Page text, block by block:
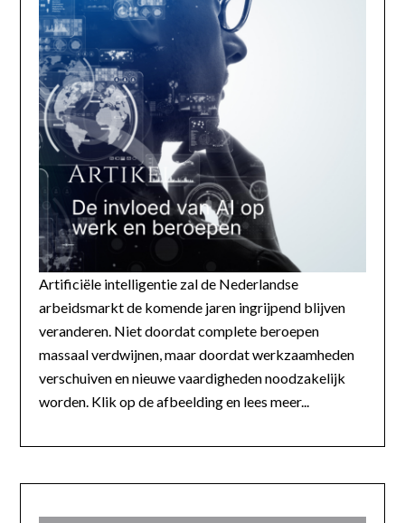
Artificiële intelligentie zal de Nederlandse
arbeidsmarkt de komende jaren ingrijpend blijven
veranderen. Niet doordat complete beroepen
massaal verdwijnen, maar doordat werkzaamheden
verschuiven en nieuwe vaardigheden noodzakelijk
worden. Klik op de afbeelding en lees meer...